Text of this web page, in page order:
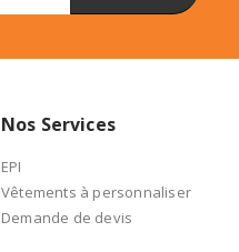
Nos Services
EPI
Vêtements à personnaliser
Demande de devis